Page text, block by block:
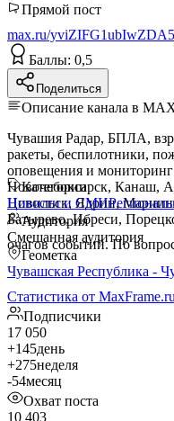
Прямой пост
max.ru/yviZIFG1ubIwZDA5
Баллы: 0,5
Поделиться
Описание канала в
Чувашия Радар, БПЛА,
ракеты, беспилотники,
оповещения и мониторинг подлетов. 📍
Новочебоксарск, Канаш,
Цивильск, Ядрин,
Батырево, Ибреси,
очагов событий. По
Категории
Новости и СМИ
Аудитория
Смешанная аудитория
Геометка
Чувашская Республика -
Статистика от MaxFrame.ru
Подписчики
17 050
+145день
+275неделя
-54месяц
Охват поста
10 403